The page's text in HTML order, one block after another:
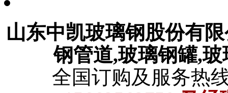
山东中凯玻璃钢股份有
钢管道,玻璃钢罐,
全国订购及服务热